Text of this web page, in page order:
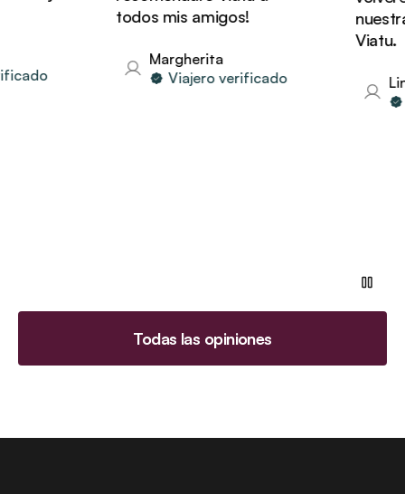
todos mis amigos!
Margherita
Viajero verificado
Viatu.
Todas las opiniones